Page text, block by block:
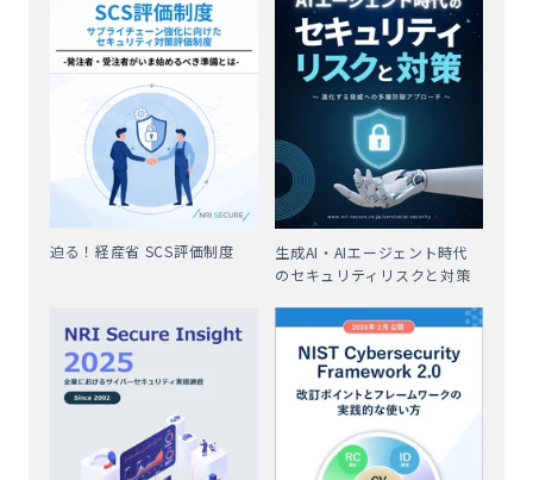
迫る！経産省 SCS評価制度
生成AI・AIエージェント時代
のセキュリティリスクと対策